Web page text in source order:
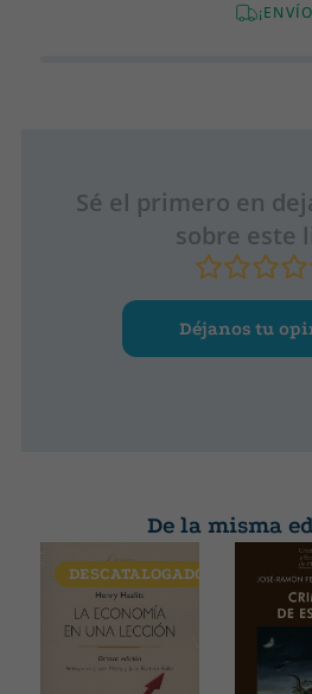
Sé el primero en
sobre este
Déjanos tu
De la misma
DESCATALOGADO